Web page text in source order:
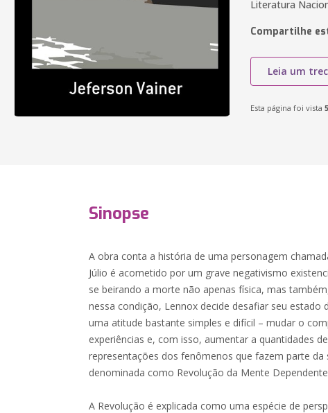
Literatura
Compartilhe
Leia um
Esta página foi vista
Sinopse
A obra conta a história de uma personagem
Júlio é acometido por um grave negativismo
se beirando a morte não apenas física, mas
nessa condição, Lennox decide desafiar seu estado
uma atitude bastante simples e difícil – mudar o
experiências e, com isso, aumentar a quantidades
representações dos fenômenos que fazem parte da
denominada como Revolução da Mente
A Revolução é explicada como uma espécie de